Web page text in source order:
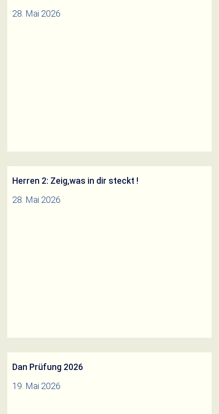
28. Mai 2026
Herren 2: Zeig,was in dir steckt !
28. Mai 2026
Dan Prüfung 2026
19. Mai 2026